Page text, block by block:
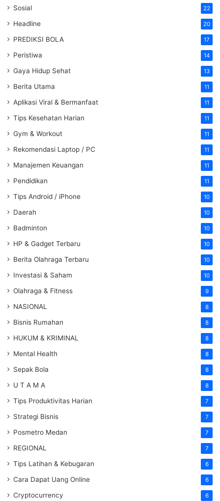
Sosial 22
Headline 20
PREDIKSI BOLA 17
Peristiwa 14
Gaya Hidup Sehat 13
Berita Utama 11
Aplikasi Viral & Bermanfaat 11
Tips Kesehatan Harian 11
Gym & Workout 11
Rekomendasi Laptop / PC 11
Manajemen Keuangan 11
Pendidikan 11
Tips Android / iPhone 10
Daerah 10
Badminton 10
HP & Gadget Terbaru 10
Berita Olahraga Terbaru 10
Investasi & Saham 10
Olahraga & Fitness 9
NASIONAL 8
Bisnis Rumahan 8
HUKUM & KRIMINAL 8
Mental Health 8
Sepak Bola 8
U T A M A 8
Tips Produktivitas Harian 7
Strategi Bisnis 7
Posmetro Medan 7
REGIONAL 7
Tips Latihan & Kebugaran 6
Cara Dapat Uang Online 6
Cryptocurrency 6